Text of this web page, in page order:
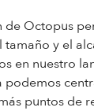
de Octopus
y el
en nuestro
podemos
puntos de